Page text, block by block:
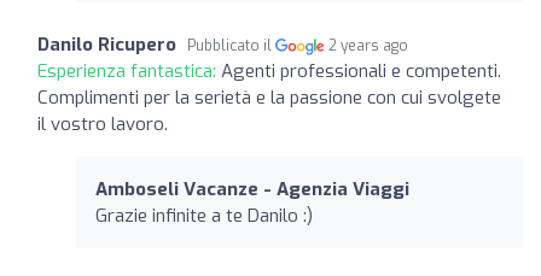
Danilo Ricupero Pubblicato il 2 years ago
Esperienza fantastica: Agenti professionali e competenti.
Complimenti per la serietà e la passione con cui svolgete
il vostro lavoro.
Amboseli Vacanze - Agenzia Viaggi
Grazie infinite a te Danilo :)